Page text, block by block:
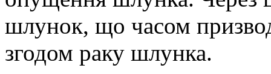
шлунок, що часом
згодом раку шлунка.